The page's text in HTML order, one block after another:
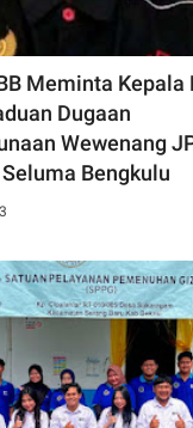
Meminta Kepala
Dugaan
Wewenang
Bengkulu